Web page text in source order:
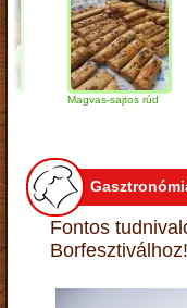
Magvas-sajtos rúd
Fontos
Borfesztiválhoz!